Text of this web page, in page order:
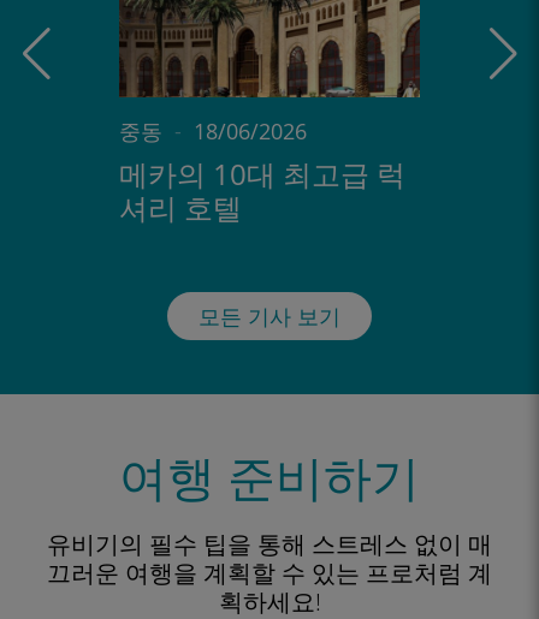
중동 - 18/06/2026
메카의 10대 최고급 럭
셔리 호텔
모든 기사 보기
여행 준비하기
유비기의 필수 팁을 통해 스트레스 없이 매
끄러운 여행을 계획할 수 있는 프로처럼 계
획하세요!